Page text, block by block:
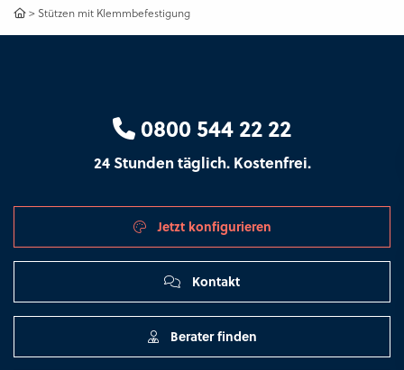
>Stützen mit Klemmbefestigung
0800 544 22 22
24 Stunden täglich. Kostenfrei.
Jetzt konfigurieren
Kontakt
Berater finden